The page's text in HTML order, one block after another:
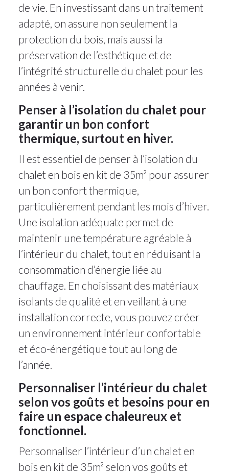
de vie. En investissant dans un traitement
adapté, on assure non seulement la
protection du bois, mais aussi la
préservation de l’esthétique et de
l’intégrité structurelle du chalet pour les
années à venir.
Penser à l’isolation du chalet pour
garantir un bon confort
thermique, surtout en hiver.
Il est essentiel de penser à l’isolation du
chalet en bois en kit de 35m² pour assurer
un bon confort thermique,
particulièrement pendant les mois d’hiver.
Une isolation adéquate permet de
maintenir une température agréable à
l’intérieur du chalet, tout en réduisant la
consommation d’énergie liée au
chauffage. En choisissant des matériaux
isolants de qualité et en veillant à une
installation correcte, vous pouvez créer
un environnement intérieur confortable
et éco-énergétique tout au long de
l’année.
Personnaliser l’intérieur du chalet
selon vos goûts et besoins pour en
faire un espace chaleureux et
fonctionnel.
Personnaliser l’intérieur d’un chalet en
bois en kit de 35m² selon vos goûts et